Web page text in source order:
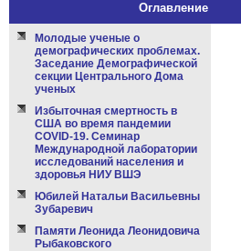
Оглавление
Молодые ученые о
демографических проблемах.
Заседание Демографической
секции Центрального Дома
ученых
Избыточная смертность в
США во время пандемии
COVID-19. Семинар
Международной лаборатории
исследований населения и
здоровья НИУ ВШЭ
Юбилей Натальи Васильевны
Зубаревич
Памяти Леонида Леонидовича
Рыбаковского